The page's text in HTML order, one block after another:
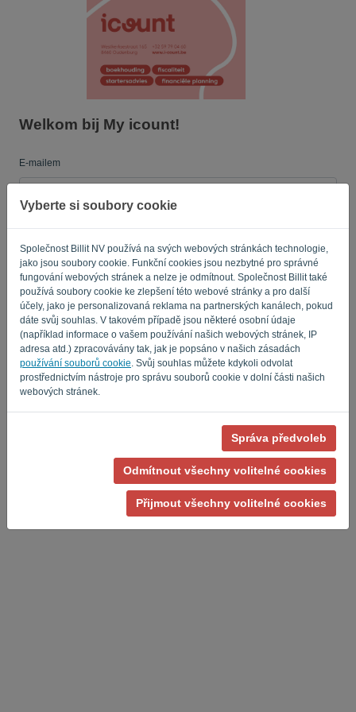
Vyberte si soubory cookie
Společnost Billit NV používá na svých webových stránkách technologie,
jako jsou soubory cookie. Funkční cookies jsou nezbytné pro správné
fungování webových stránek a nelze je odmítnout. Společnost Billit také
používá soubory cookie ke zlepšení této webové stránky a pro další
účely, jako je personalizovaná reklama na partnerských kanálech, pokud
dáte svůj souhlas. V takovém případě jsou některé osobní údaje
(například informace o vašem používání našich webových stránek, IP
adresa atd.) zpracovávány tak, jak je popsáno v našich zásadách
používání souborů cookie . Svůj souhlas můžete kdykoli odvolat
prostřednictvím nástroje pro správu souborů cookie v dolní části našich
webových stránek.
Správa předvoleb
Odmítnout všechny volitelné cookies
Přijmout všechny volitelné cookies
Welkom bij My icount!
E-mailem
Připomeň mi to Zapomněli jste heslo?
PŘIHLÁSIT SE